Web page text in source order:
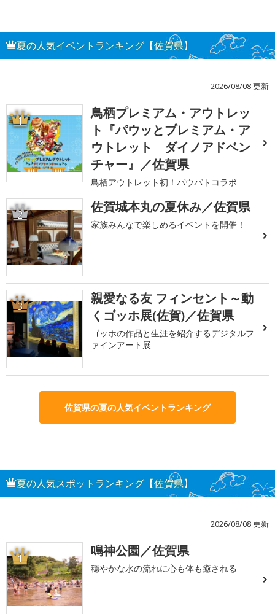
夏の人気イベントランキング【佐賀県】
2026/08/08 更新
1
鳥栖プレミアム・アウトレッ
ト『パウッとプレミアム・ア
ウトレット ダイノアドベン
チャー』／佐賀県
鳥栖アウトレット初！パウパトコラボ
2 佐賀城本丸の夏休み／佐賀県
家族みんなで楽しめるイベントを開催！
3
親愛なる友 フィンセント～動
くゴッホ展(佐賀)／佐賀県
ゴッホの作品と生涯を紹介するデジタルフ
ァインアート展
佐賀県の夏の人気イベントランキング
夏の人気スポットランキング【佐賀県】
2026/08/08 更新
1 鳴神公園／佐賀県
穏やかな水の流れに心も体も癒される